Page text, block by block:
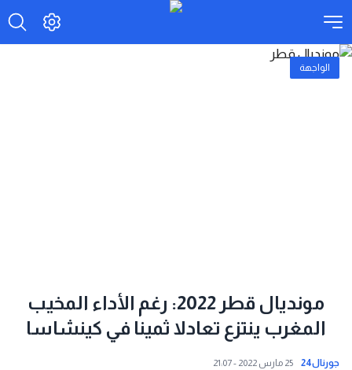
الواجهة
مونديال قطر 2022: رغم الأداء المخيب
المغرب ينتزع تعادلا ثمينا في كينشاسا
جورنال24 25 مارس 2022 - 21:07